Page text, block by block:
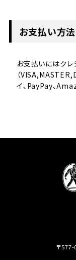
お支払い方法
お支払いにはクレ
（
イ、PayPay、
〒577-